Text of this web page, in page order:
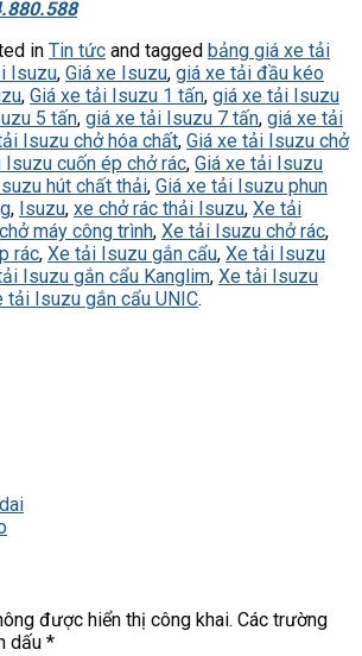
in Tin tức and tagged bảng giá xe tải
Isuzu, Giá xe Isuzu, giá xe tải đầu kéo
, Giá xe tải Isuzu 1 tấn, giá xe tải Isuzu
5 tấn, giá xe tải Isuzu 7 tấn, giá xe tải
Isuzu chở hóa chất, Giá xe tải Isuzu chở
Isuzu cuốn ép chở rác, Giá xe tải Isuzu
hút chất thải, Giá xe tải Isuzu phun
, Isuzu, xe chở rác thải Isuzu, Xe tải
máy công trình, Xe tải Isuzu chở rác,
rác, Xe tải Isuzu gắn cẩu, Xe tải Isuzu
Isuzu gắn cẩu Kanglim, Xe tải Isuzu
tải Isuzu gắn cẩu UNIC.
được hiển thị công khai. Các trường
dấu *